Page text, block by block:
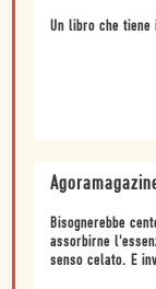
Un libro che
Bisognerebbe
assorbirne
senso celato. E